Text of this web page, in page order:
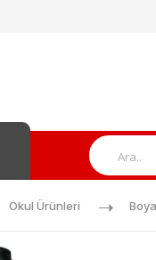
Okul Ürünleri